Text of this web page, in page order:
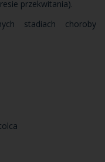
przekwitania).
stadiach choroby